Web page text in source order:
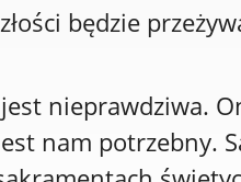
będzie
nieprawdziwa.
nam potrzebny.